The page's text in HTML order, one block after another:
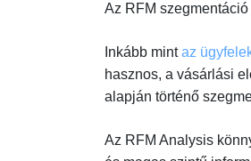
Az RFM
Inkább mintaz
hasznos, a vásárlási
alapján történő
Az RFM Analysis